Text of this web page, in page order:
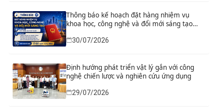
Thông báo kế hoạch đặt hàng nhiệm vụ
khoa học, công nghệ và đổi mới sáng tạo
“Nghiên cứu khoa học tổng kết thi hành, đề
xuất sửa đổi, bổ sung toàn diện Hiến pháp
30/07/2026
Định hướng phát triển vật lý gắn với công
nghệ chiến lược và nghiên cứu ứng dụng
29/07/2026